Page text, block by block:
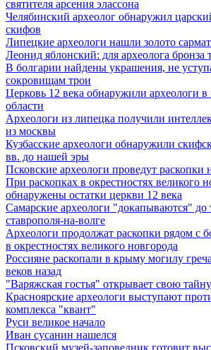
святителя арсения элассона
Челябинский археолог обнаружил
скифов
Липецкие археологи нашли золото
Леонид яблонский: для археолога бронза
В болгарии найдены украшения, не
сокровищам трои
Церковь 12 века обнаружили археологи в
области
Археологи из липецка получили
из москвы
Кузбасские археологи обнаружили
вв. до нашей эры
Псковские археологи проведут раскопки
При раскопках в окрестностях великого
обнаружены остатки церкви 12 века
Самарские археологи "докапываются" до
ставрополя-на-волге
Археологи продолжат раскопки рядом с
в окрестностях великого новгорода
Россияне раскопали в крыму могилу
веков назад
"Варяжская гостья" открывает свою
Красноярские археологи выступают
комплекса "квант"
Руси великое начало
Иван сусанин нашелся
Псковский музей-заповедник готовит